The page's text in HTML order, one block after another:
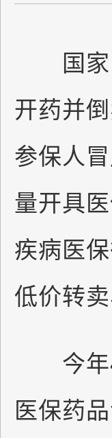
国家
开药并
参保人
量开具
疾病医
低价转
今年4
医保药